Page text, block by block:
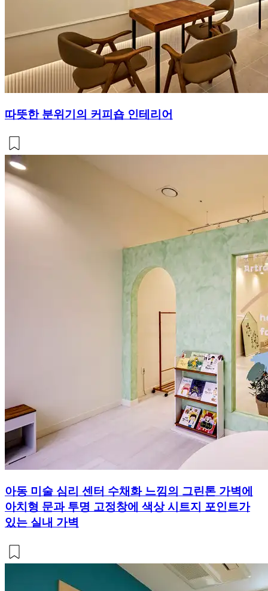
따뜻한 분위기의 커피숍 인테리어
아동 미술 심리 센터 수채화 느낌의 그린톤 가벽에
아치형 문과 투명 고정창에 색상 시트지 포인트가
있는 실내 가벽